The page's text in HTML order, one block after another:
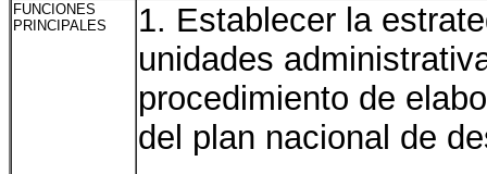
FUNCIONES
PRINCIPALES
1. Establecer la
unidades
procedimiento de
del plan nacional de